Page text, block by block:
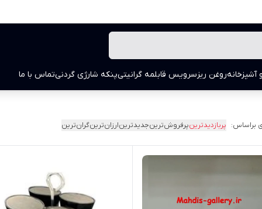
آشپزخانهروغن ریزسرویس قابلمه گرانیتیپنکه شارژی گردنیتماس با ما
براساس: پربازدیدترینپرفروش‌ترینجدیدترینارزان‌ترینگران‌ترین